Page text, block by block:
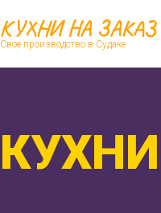
КУХНИ НА ЗАКАЗ
Свое производство в Судаке